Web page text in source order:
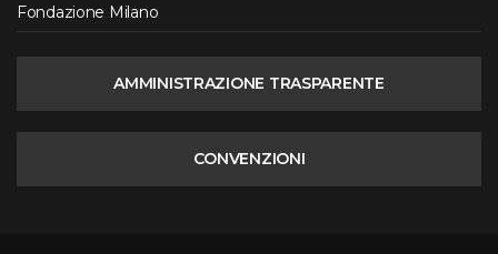
Fondazione Milano
AMMINISTRAZIONE TRASPARENTE
CONVENZIONI